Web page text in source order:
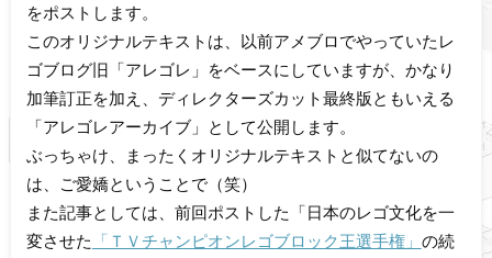
をポストします。
このオリジナルテキストは、以前アメブロでやっていたレ
ゴブログ旧「アレゴレ」をベースにしていますが、かなり
加筆訂正を加え、ディレクターズカット最終版ともいえる
「アレゴレアーカイブ」として公開します。
ぶっちゃけ、まったくオリジナルテキストと似てないの
は、ご愛嬌ということで（笑）
また記事としては、前回ポストした「日本のレゴ文化を一
変させた 「ＴＶチャンピオンレゴブロック王選手権」 の続